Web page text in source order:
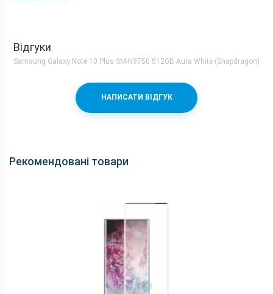
Тип матриці
Процесор
8
Qualcomm Snapdragon 855 + Adreno
2160p 60fps, 1080p 240fps, 720p
3D
є
10 (f/2.2)
196
Відгуки
Samsung Galaxy Note 10 Plus SM-N9750 512GB Aura White (Snapdragon)
НАПИСАТИ ВІДГУК
Рекомендовані товари